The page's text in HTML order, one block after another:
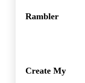
Rambler
Create My